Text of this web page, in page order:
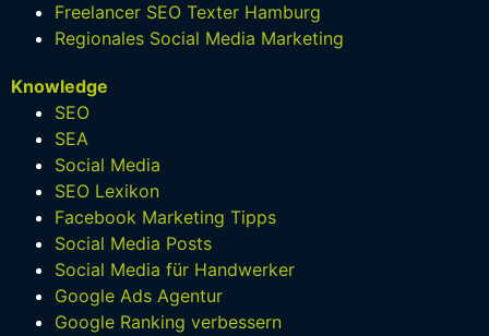
Freelancer SEO Texter Hamburg
Regionales Social Media Marketing
Knowledge
SEO
SEA
Social Media
SEO Lexikon
Facebook Marketing Tipps
Social Media Posts
Social Media für Handwerker
Google Ads Agentur
Google Ranking verbessern